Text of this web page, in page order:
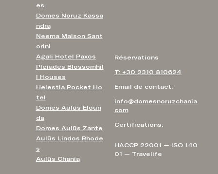
Réservations
T: +30 2310 810624
Email de contact:
info@domesnoruzchania.
com
Certifications:
HACCP 22001 — ISO 140
01 — Travelife
es
Domes Noruz Kassa
ndra
Neema Maison Sant
orini
Agali Hotel Paxos
Pleiades Blossomhil
l Houses
Helestia Pocket Ho
tel
Domes Aulūs Eloun
da
Domes Aulūs Zante
Aulūs Lindos Rhode
s
Aulūs Chania